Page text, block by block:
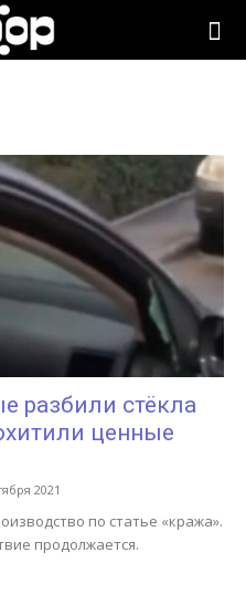
разбили стёкла
ценные
2021
по статье «кража».
продолжается.